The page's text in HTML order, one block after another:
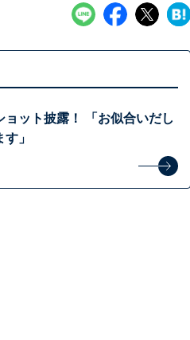
ット披露！ 「お似合いだし
」